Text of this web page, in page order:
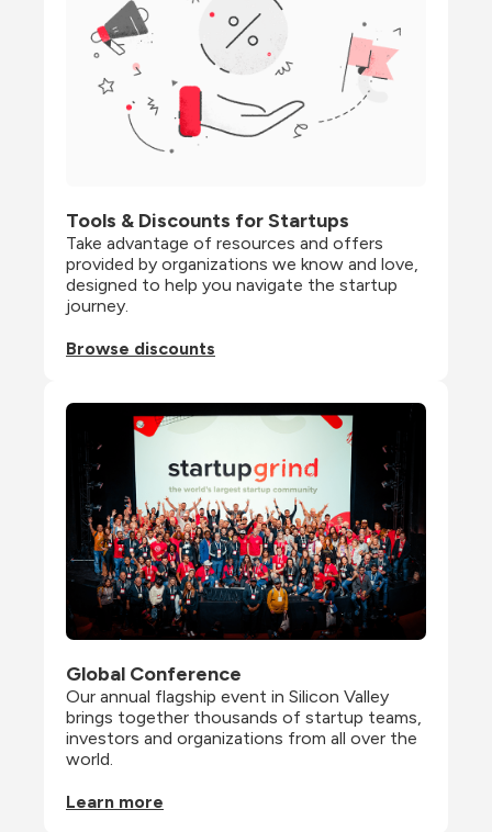
Tools & Discounts for Startups
Take advantage of resources and offers
provided by organizations we know and love,
designed to help you navigate the startup
journey.
Browse discounts
Global Conference
Our annual flagship event in Silicon Valley
brings together thousands of startup teams,
investors and organizations from all over the
world.
Learn more